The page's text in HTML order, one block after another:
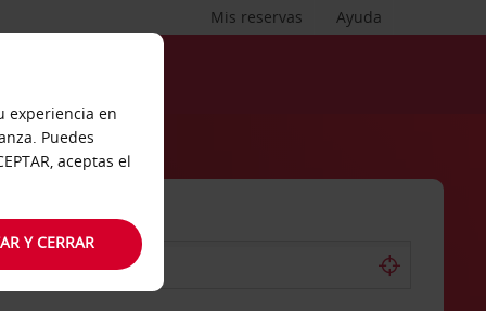
Ayuda
Mis reservas
experiencia en
Puedes
aceptas el
Y CERRAR